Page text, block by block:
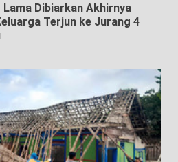
Dibiarkan Akhirnya
Terjun ke Jurang 4